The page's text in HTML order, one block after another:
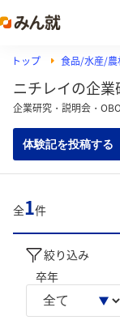
トップ 食品/水産/農
ニチレイの企業
企業研究・説明会・
体験記を投稿する
全1件
絞り込み
卒年